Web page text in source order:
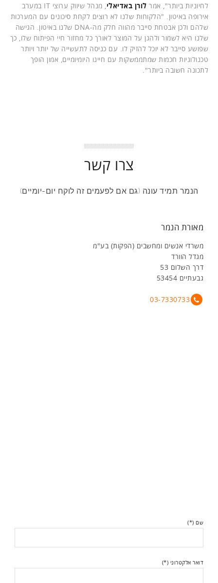
לחיוניות ביותר", אמר לורן באדיאלי
, מנהל שיווק ערוצי IT במערב
אירופה באיטון. "הלקוחות שלנו לא רוצים לקחת סיכונים עם המערכות
שלהם ולכן אבטחת סייבר מהווה חלק מה-DNA שלנו באיטון. הגישה
שלנו היא לשמור ולהגן על המוצר לאורך כל מחזור חיי הפיתוח שלו, כך
שפושע סייבר לא יוכל להזיק לו. עם כניסה לתעשייה של יותר ויותר
טכנולוגיות חכמות שמתממשקות עם חיינו היומיומיים, אמון הופך
לתכונה חשובה ביותר".
צרו קשר
הנמר תמיד עונה (גם אם לפעמים זה לוקח יום-יומיים)
מאורת הנמר
משרדי אנשים ומחשבים (הפקות) בע"מ
מגדל הוורד
דרך השלום 53
גבעתיים 53454
03-7330733
שם (*)
דואר אלקטרוני (*)